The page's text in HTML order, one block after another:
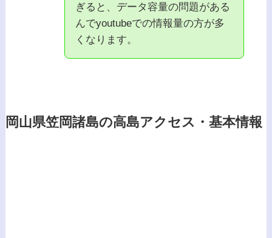
ぎると、データ容量の問題がある
んでyoutubeでの情報量の方が多
くなります。
岡山県笠岡諸島の高島アクセス・基本情報